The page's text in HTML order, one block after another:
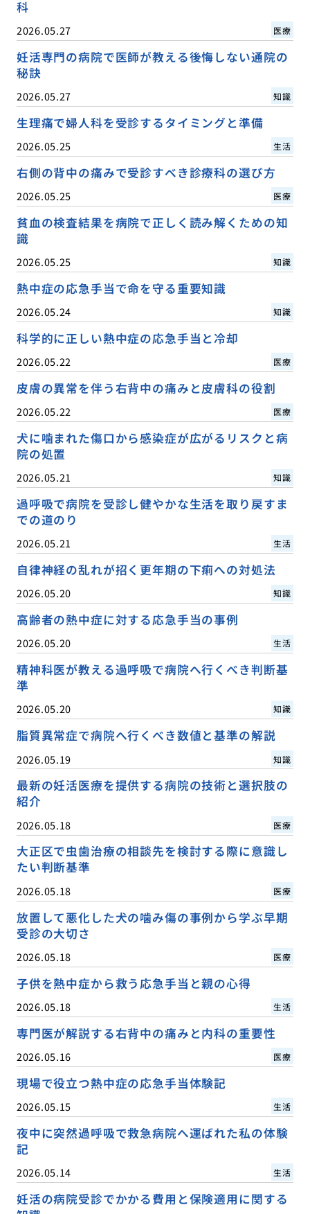
科
2026.05.27 医療
妊活専門の病院で医師が教える後悔しない通院の
秘訣
2026.05.27 知識
生理痛で婦人科を受診するタイミングと準備
2026.05.25 生活
右側の背中の痛みで受診すべき診療科の選び方
2026.05.25 医療
貧血の検査結果を病院で正しく読み解くための知
識
2026.05.25 知識
熱中症の応急手当で命を守る重要知識
2026.05.24 知識
科学的に正しい熱中症の応急手当と冷却
2026.05.22 医療
皮膚の異常を伴う右背中の痛みと皮膚科の役割
2026.05.22 医療
犬に噛まれた傷口から感染症が広がるリスクと病
院の処置
2026.05.21 知識
過呼吸で病院を受診し健やかな生活を取り戻すま
での道のり
2026.05.21 生活
自律神経の乱れが招く更年期の下痢への対処法
2026.05.20 知識
高齢者の熱中症に対する応急手当の事例
2026.05.20 生活
精神科医が教える過呼吸で病院へ行くべき判断基
準
2026.05.20 知識
脂質異常症で病院へ行くべき数値と基準の解説
2026.05.19 知識
最新の妊活医療を提供する病院の技術と選択肢の
紹介
2026.05.18 医療
大正区で虫歯治療の相談先を検討する際に意識し
たい判断基準
2026.05.18 医療
放置して悪化した犬の噛み傷の事例から学ぶ早期
受診の大切さ
2026.05.18 医療
子供を熱中症から救う応急手当と親の心得
2026.05.18 生活
専門医が解説する右背中の痛みと内科の重要性
2026.05.16 医療
現場で役立つ熱中症の応急手当体験記
2026.05.15 生活
夜中に突然過呼吸で救急病院へ運ばれた私の体験
記
2026.05.14 生活
妊活の病院受診でかかる費用と保険適用に関する